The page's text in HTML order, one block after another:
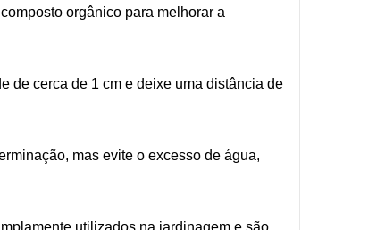
orgânico para melhorar a
de cerca de 1 cm e deixe uma distância de
mas evite o excesso de água,
utilizados na jardinagem e são